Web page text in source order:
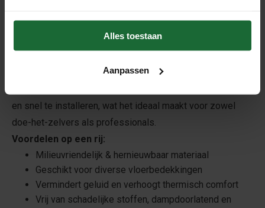
Alles toestaan
Aanpassen
vloerstructuur.
De kurk egaliseert kleine oneffenheden in de ondergrond
elasticiteit vangt het spanningen op en verlengt het de
en snel te installeren, wat het ideaal maakt voor zowel
doe-het-zelvers als professionals.
Voordelen op een rij:
Milieuvriendelijk & hernieuwbaar materiaal
Geschikt voor diverse vloerbedekkingen
Vermindert geluid en verhoogt thermisch comfort
Vrij van schadelijke stoffen, dampdoorlatend en